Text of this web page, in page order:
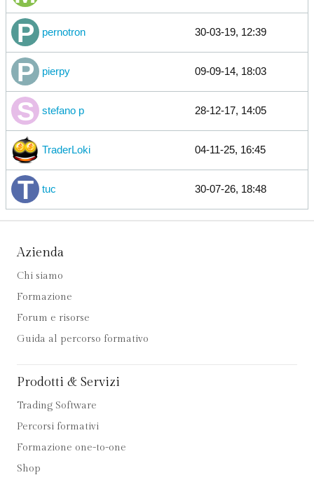
pernotron 30-03-19, 12:39
pierpy 09-09-14, 18:03
stefano p 28-12-17, 14:05
TraderLoki 04-11-25, 16:45
tuc 30-07-26, 18:48
Azienda
Chi siamo
Formazione
Forum e risorse
Guida al percorso formativo
Prodotti & Servizi
Trading Software
Percorsi formativi
Formazione one-to-one
Shop